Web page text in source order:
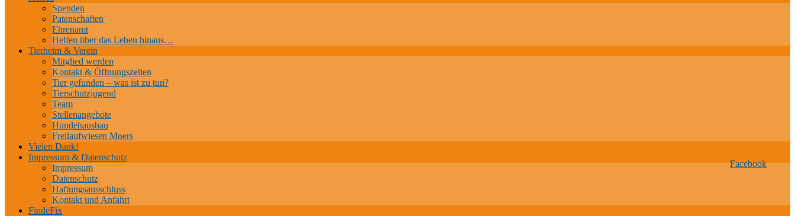
Facebook
Spenden
Patenschaften
Ehrenamt
Helfen über das Leben hinaus…
Tierheim & Verein
Mitglied werden
Kontakt & Öffnungszeiten
Tier gefunden – was ist zu tun?
Tierschutzjugend
Team
Stellenangebote
Hundehausbau
Freilaufwiesen Moers
Vielen Dank!
Impressum & Datenschutz
Impressum
Datenschutz
Haftungsausschluss
Kontakt und Anfahrt
FindeFix